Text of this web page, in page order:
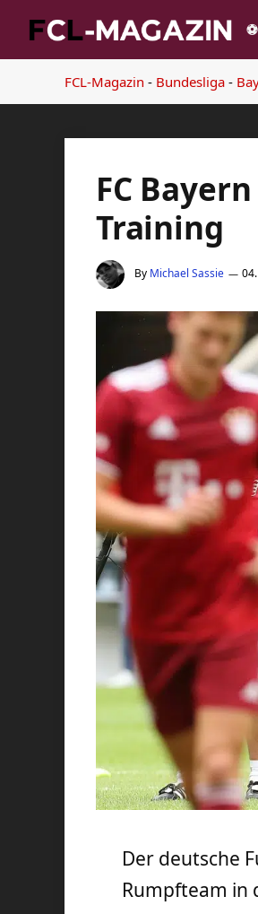
FCL-Magazin - Bundesliga -
FC
Training
By Michael Sassie
Der deutsche
Rumpfteam in